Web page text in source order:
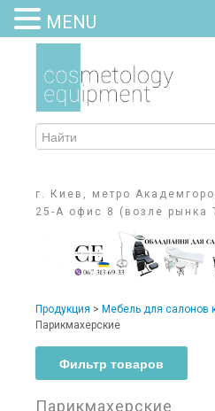
г. Киев, метро
25-А офис 8 (возле рынка
Продукция > Мебель для салонов
Парикмахерские
Фильтр товаров
Фильтр товаров
Парикмахерские
MENU